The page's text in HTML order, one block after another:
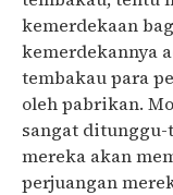
kemerdekaan
kemerdekannya
tembakau para
oleh pabrikan.
sangat ditunggu-
mereka akan
perjuangan